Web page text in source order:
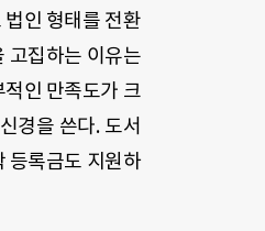
인 형태를 전환
고집하는 이유는
인 만족도가 크
경을 쓴다. 도서
등록금도 지원하